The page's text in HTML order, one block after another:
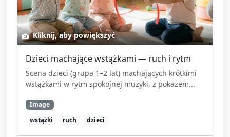
Kliknij, aby powiększyć
Dzieci machające wstążkami — ruch i rytm
Scena dzieci (grupa 1–2 lat) machających krótkimi
wstążkami w rytm spokojnej muzyki, z pokazem...
Image
wstążki
ruch dzieci